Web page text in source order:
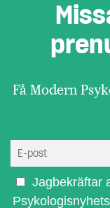
Få Modern
Jagbekräftar